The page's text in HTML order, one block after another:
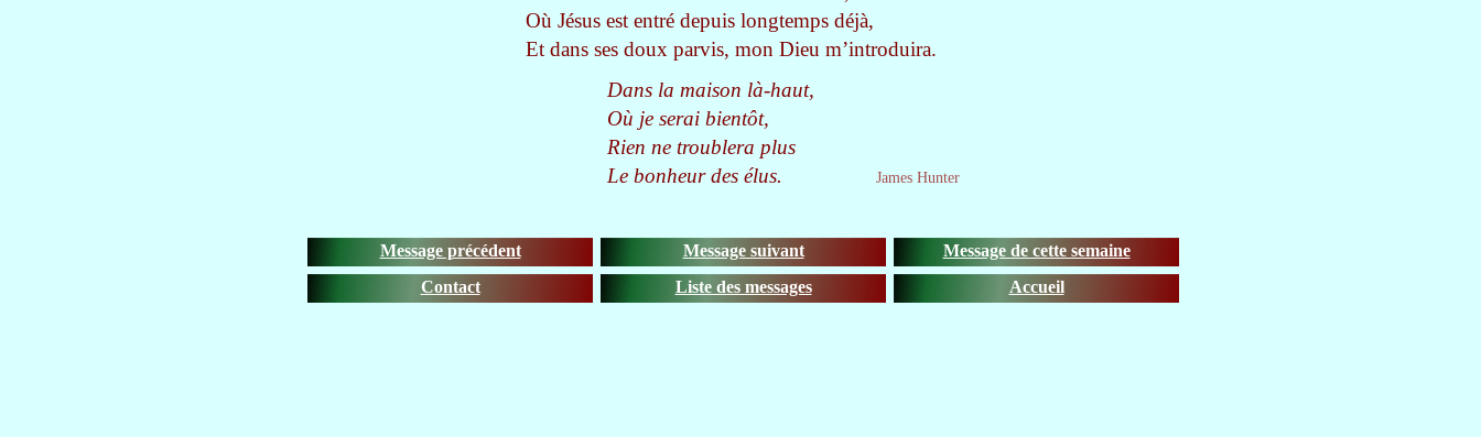
Où Jésus est entré depuis longtemps déjà,
Et dans ses doux parvis, mon Dieu m’introduira.
Dans la maison là-haut,
Où je serai bientôt,
Rien ne troublera plus
Le bonheur des élus.
James Hunter
Message précédent Message suivant
Message de cette semaine
Contact
Liste des messages Accueil